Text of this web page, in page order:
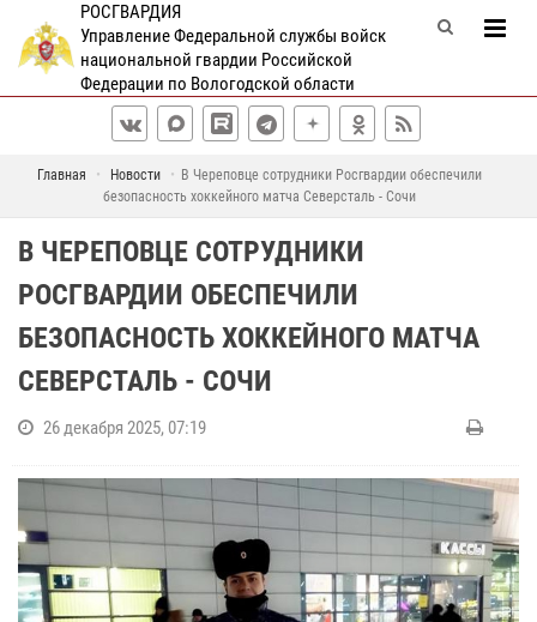
РОСГВАРДИЯ
Управление Федеральной службы войск
национальной гвардии Российской
Федерации по Вологодской области
Главная Новости
В Череповце сотрудники Росгвардии обеспечили
безопасность хоккейного матча Северсталь - Сочи
В ЧЕРЕПОВЦЕ СОТРУДНИКИ
РОСГВАРДИИ ОБЕСПЕЧИЛИ
БЕЗОПАСНОСТЬ ХОККЕЙНОГО МАТЧА
СЕВЕРСТАЛЬ - СОЧИ
26 декабря 2025, 07:19